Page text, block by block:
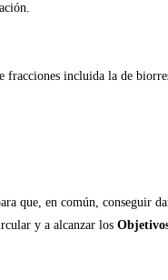
fracciones incluida la de
que, en común, conseguir
y a alcanzar los